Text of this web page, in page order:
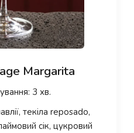
Margarita
3 хв.
текіла reposado,
сік, цукровий